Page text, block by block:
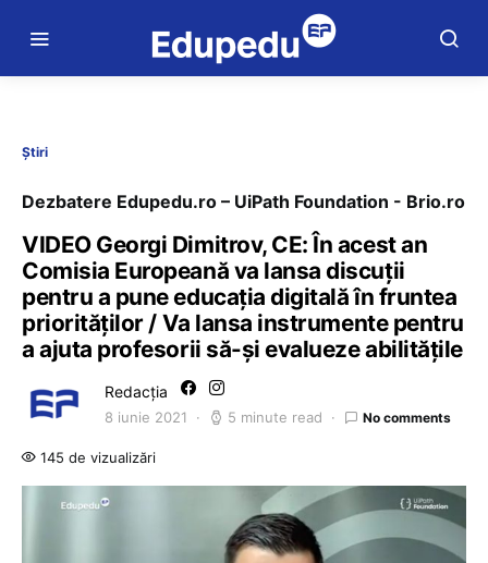
Știri
Dezbatere Edupedu.ro – UiPath Foundation - Brio.ro
VIDEO Georgi Dimitrov, CE: În acest an
Comisia Europeană va lansa discuții
pentru a pune educația digitală în fruntea
priorităților / Va lansa instrumente pentru
a ajuta profesorii să-și evalueze abilitățile
Redacția
8 iunie 2021 5 minute read No comments
145 de vizualizări